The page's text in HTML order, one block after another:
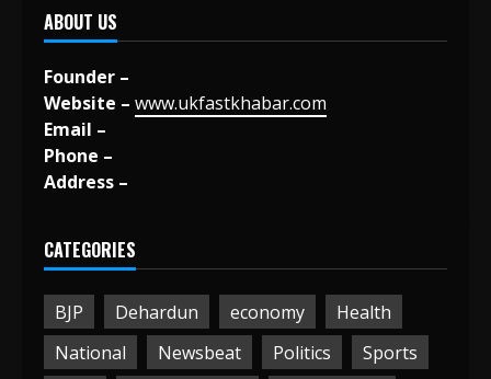
ABOUT US
Founder –
Website – www.ukfastkhabar.com
Email –
Phone –
Address –
CATEGORIES
BJP Dehardun economy
Health
National
Newsbeat Politics
Sports